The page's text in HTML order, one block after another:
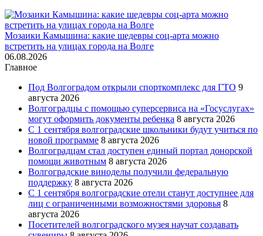
Мозаики Камышина: какие шедевры соц-арта можно
встретить на улицах города на Волге
06.08.2026
Главное
Под Волгоградом открыли спорткомплекс для ГТО 9
августа 2026
Волгоградцы с помощью суперсервиса на «Госуслугах»
могут оформить документы ребенка 8 августа 2026
С 1 сентября волгоградские школьники будут учиться по
новой программе 8 августа 2026
Волгоградцам стал доступен единый портал донорской
помощи животным 8 августа 2026
Волгоградские виноделы получили федеральную
поддержку 8 августа 2026
С 1 сентября волгоградские отели станут доступнее для
лиц с ограниченными возможностями здоровья 8
августа 2026
Посетителей волгоградского музея научат создавать